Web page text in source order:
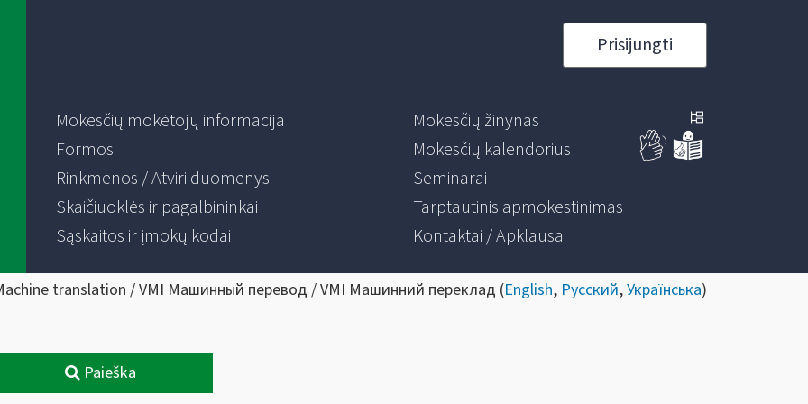
Prisijungti
Mokesčių mokėtojų informacija
Formos
Rinkmenos / Atviri duomenys
Skaičiuoklės ir pagalbininkai
Sąskaitos ir įmokų kodai
Mokesčių žinynas
Mokesčių kalendorius
Seminarai
Tarptautinis apmokestinimas
Kontaktai / Apklausa
translation / VMI Машинный перевод / VMI Машинний переклад (English, Русский,Українська)
Paieška